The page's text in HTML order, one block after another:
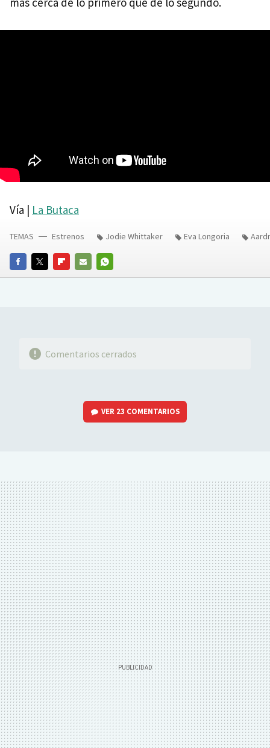
Vía | La Butaca
FACEBOOKTWITTERFLIPBOARD
E-
WHATSAPP
TEMAS Estrenos Jodie Whittaker Eva Longoria
Comentarios cerrados
VER 23 COMENTARIOS